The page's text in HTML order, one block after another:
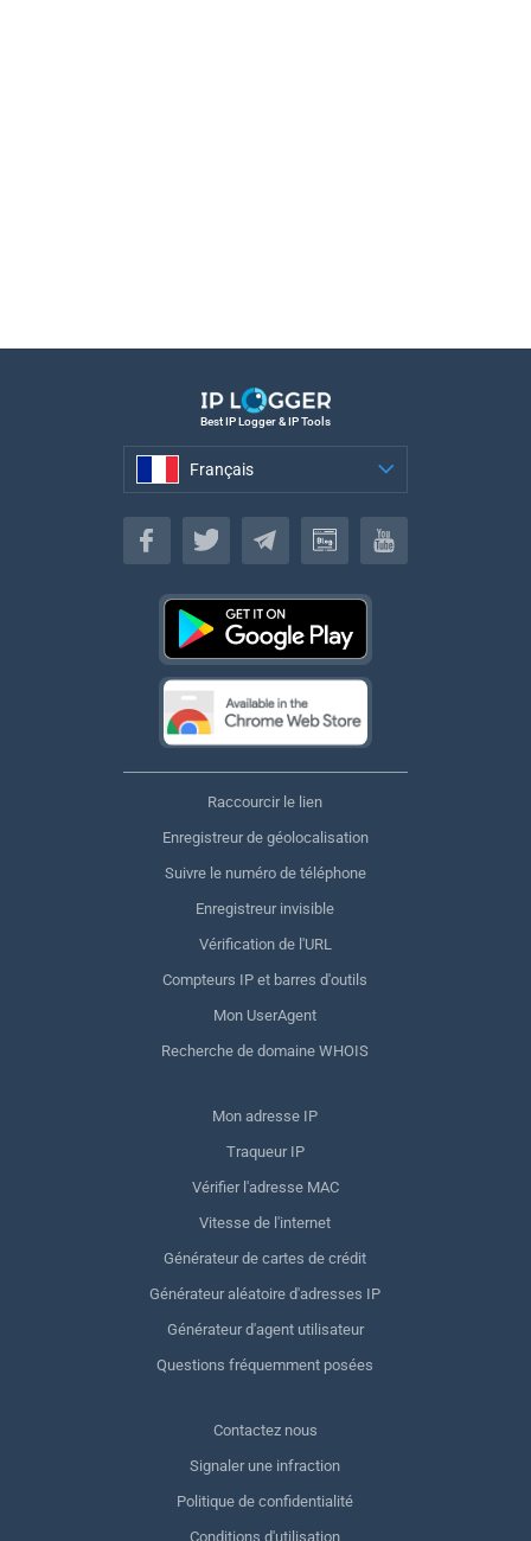
Best IP Logger & IP Tools
Français
Français
Raccourcir le lien
Enregistreur de géolocalisation
Suivre le numéro de téléphone
Enregistreur invisible
Vérification de l'URL
Compteurs IP et barres d'outils
Mon UserAgent
Recherche de domaine WHOIS
Mon adresse IP
Traqueur IP
Vérifier l'adresse MAC
Vitesse de l'internet
Générateur de cartes de crédit
Générateur aléatoire d'adresses IP
Générateur d'agent utilisateur
Questions fréquemment posées
Contactez nous
Signaler une infraction
Politique de confidentialité
Conditions d'utilisation